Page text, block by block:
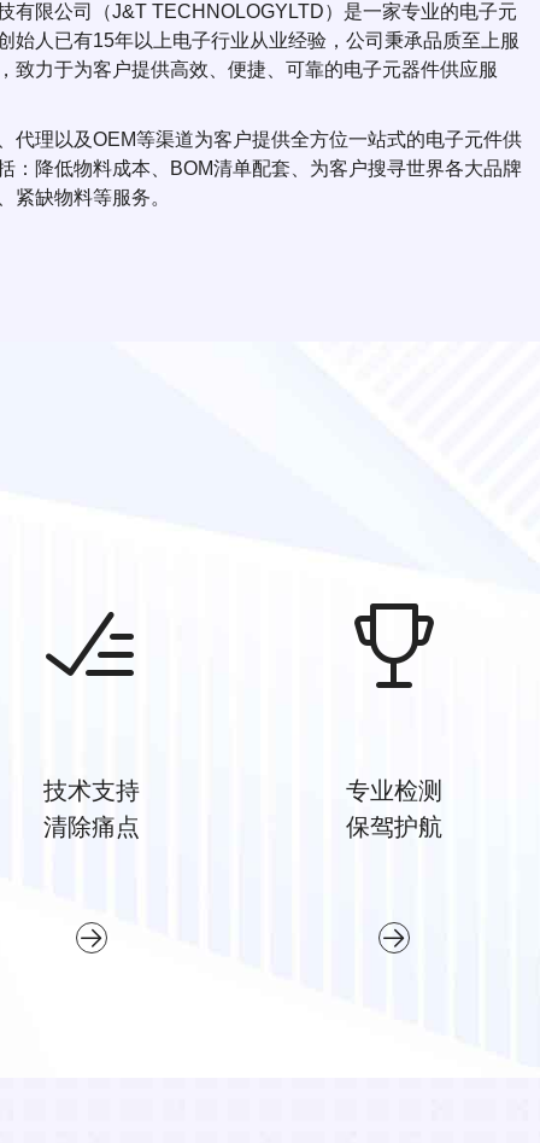
有限公司（J&T TECHNOLOGYLTD）是一家专业的电子元
始人已有15年以上电子行业从业经验，公司秉承品质至上服
致力于为客户提供高效、便捷、可靠的电子元器件供应服
代理以及OEM等渠道为客户提供全方位一站式的电子元件供
：降低物料成本、BOM清单配套、为客户搜寻世界各大品牌
紧缺物料等服务。
技术支持
清除痛点
专业检测
保驾护航